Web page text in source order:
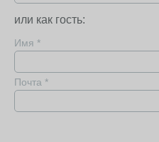
или как гость:
Имя *
Почта *